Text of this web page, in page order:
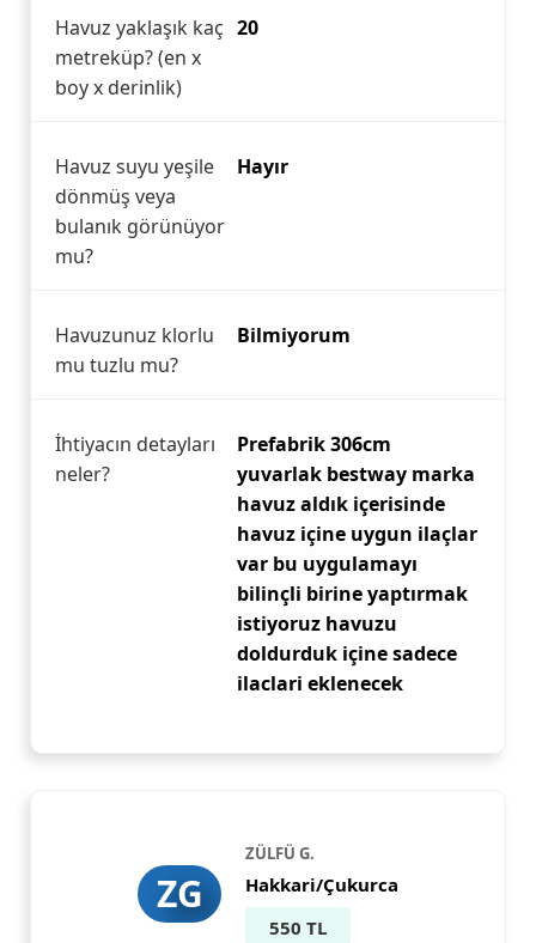
Havuz yaklaşık kaç
metreküp? (en x
boy x derinlik)
20
Havuz suyu yeşile
dönmüş veya
bulanık görünüyor
mu?
Hayır
Havuzunuz klorlu
mu tuzlu mu?
Bilmiyorum
İhtiyacın detayları
neler?
Prefabrik 306cm
yuvarlak bestway marka
havuz aldık içerisinde
havuz içine uygun ilaçlar
var bu uygulamayı
bilinçli birine yaptırmak
istiyoruz havuzu
doldurduk içine sadece
ilaclari eklenecek
ZG
ZÜLFÜ G.
Hakkari/Çukurca
550 TL